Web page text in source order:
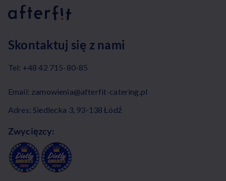
Skontaktuj się z nami
Tel: +48 42 715-80-85
Email: zamowienia@afterfit-catering.pl
Adres: Siedlecka 3, 93-138 Łódź
Zwycięzcy: